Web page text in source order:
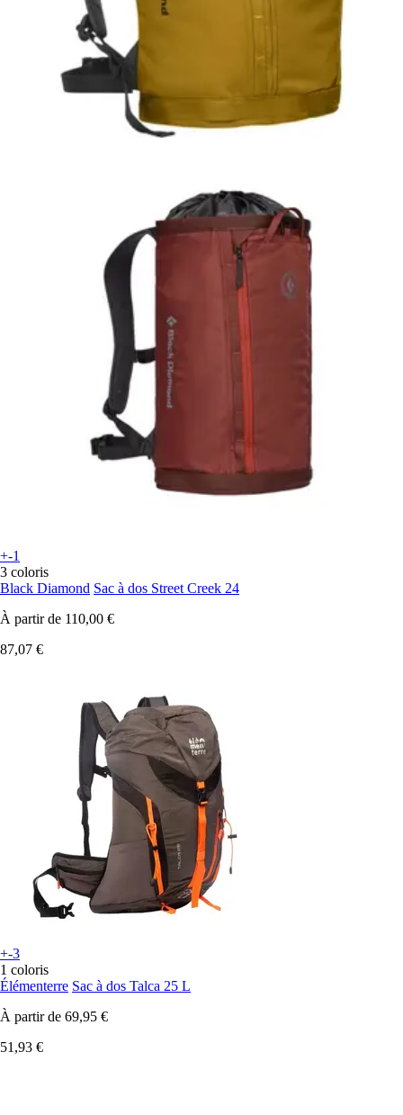
+-1
3 coloris
Black Diamond Sac à dos Street Creek 24
À partir de 110,00 €
87,07 €
+-3
1 coloris
Élémenterre Sac à dos Talca 25 L
À partir de 69,95 €
51,93 €